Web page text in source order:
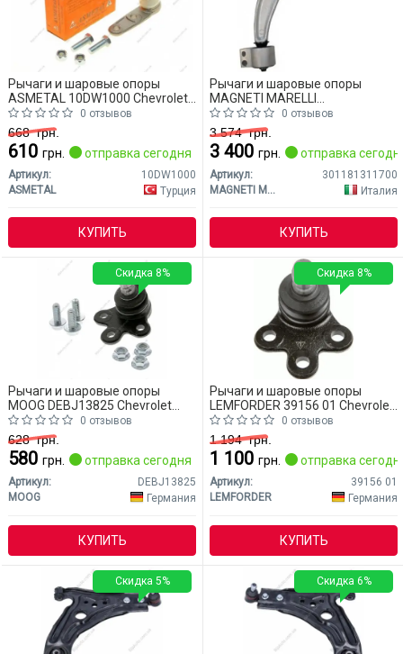
Рычаги и шаровые опоры
ASMETAL 10DW1000 Chevrolet
Aveo
0 отзывов
668грн.
610 грн. отправка сегодня
Артикул:
10DW1000
ASMETAL
Турция
КУПИТЬ
Рычаги и шаровые опоры
MAGNETI MARELLI
301181311700 Chevrolet Aveo
0 отзывов
3 574грн.
3 400 грн. отправка
Артикул:
301181311700
MAGNETI MARELLI
Италия
КУПИТЬ
Рычаги и шаровые опоры
MOOG DEBJ13825 Chevrolet
Aveo
0 отзывов
628грн.
580 грн. отправка сегодня
Артикул:
DEBJ13825
MOOG
Германия
КУПИТЬ
Скидка 8%
Рычаги и шаровые опоры
LEMFORDER 39156 01 Chevrolet
Aveo
0 отзывов
1 194грн.
1 100 грн. отправка
Артикул:
39156 01
LEMFORDER
Германия
КУПИТЬ
Скидка 8%
Скидка 5% Скидка 6%